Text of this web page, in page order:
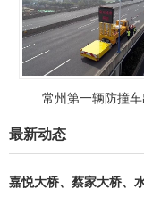
常州第一辆防撞
最新动态
嘉悦大桥、蔡家大桥、